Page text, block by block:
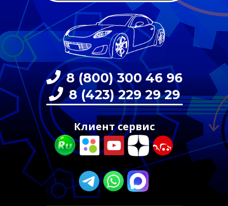
8 (800) 300 46 96
8 (423) 229 29 29
Клиент сервис